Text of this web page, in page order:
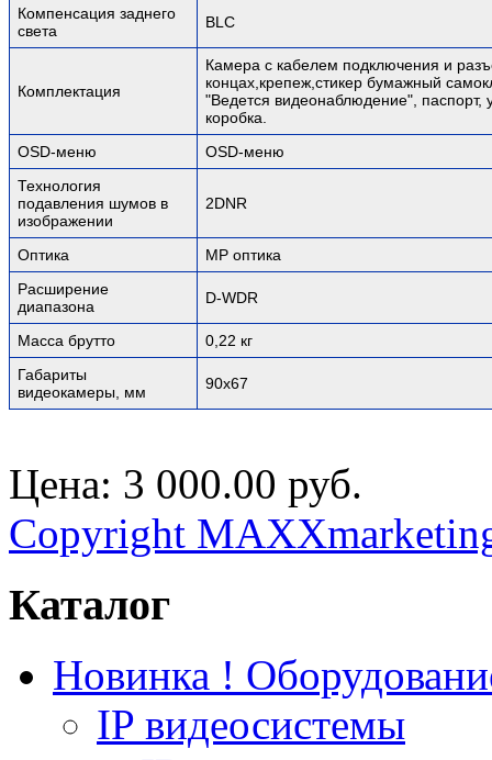
Компенсация заднего
света
BLC
Комплектация
Камера с кабелем подключения и
концах,крепеж,стикер бумажный
"Ведется видеонаблюдение", паспорт,
коробка.
OSD-меню
OSD-меню
Технология
подавления шумов в
изображении
2DNR
Оптика
MP оптика
Расширение
диапазона
D-WDR
Масса брутто
0,22 кг
Габариты
видеокамеры, мм
90х67
Цена: 3 000.00 руб.
Copyright
Каталог
Новинка !
IP видеосистемы